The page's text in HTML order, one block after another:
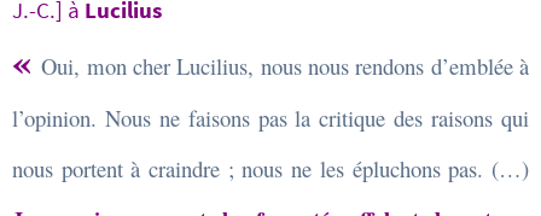
J.-C.] à Lucilius
«Oui, mon cher Lucilius, nous nous rendons d’emblée à
l’opinion. Nous ne faisons pas la critique des raisons qui
nous portent à craindre ; nous ne les épluchons pas. (…)